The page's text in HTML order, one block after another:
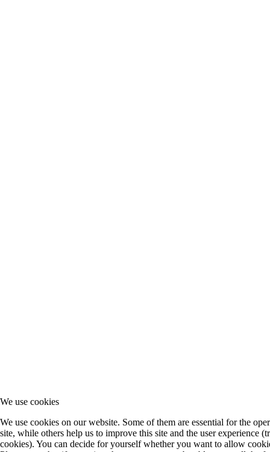
We use cookies
We use cookies on our website. Some of them are essential for the
site, while others help us to improve this site and the user experience
cookies). You can decide for yourself whether you want to allow